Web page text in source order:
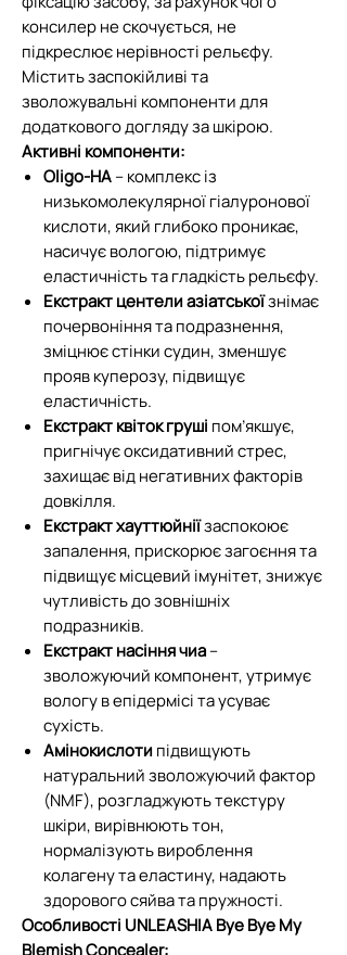
консилер не скочується, не
підкреслює нерівності рельєфу.
Містить заспокійливі та
зволожувальні компоненти для
додаткового догляду за шкірою.
Активні компоненти:
Oligo-HA– комплекс із
низькомолекулярної гіалуронової
кислоти, який глибоко проникає,
насичує вологою, підтримує
еластичність та гладкість рельєфу.
Екстракт центели азіатськоїзнімає
почервоніння та подразнення,
зміцнює стінки судин, зменшує
прояв куперозу, підвищує
еластичність.
Екстракт квіток груші пом’якшує,
пригнічує оксидативний стрес,
захищає від негативних факторів
довкілля.
Екстракт хауттюйніїзаспокоює
запалення, прискорює загоєння та
підвищує місцевий імунітет, знижує
чутливість до зовнішніх
подразників.
Екстракт насіння чиа–
зволожуючий компонент, утримує
вологу в епідермісі та усуває
сухість.
Амінокислотипідвищують
натуральний зволожуючий фактор
(NMF), розгладжують текстуру
шкіри, вирівнюють тон,
нормалізують вироблення
колагену та еластину, надають
здорового сяйва та пружності.
Особливості UNLEASHIA Bye Bye My